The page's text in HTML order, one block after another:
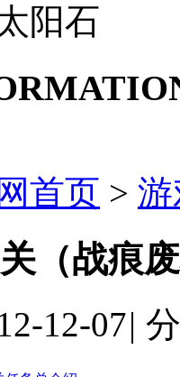
阳石
首页 >
（战痕
12-07|